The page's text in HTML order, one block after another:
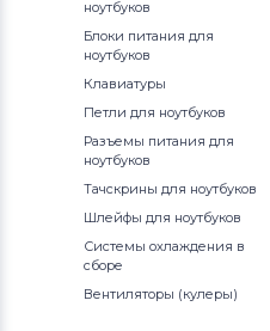
Planar
Samsung
Блоки питания для
Блоки питания для
712
715
722
ноутбуков
Блоки питания для
ноутбуков
Клавиатуры
Петли для ноутбуков
Разъемы питания для
ноутбуков
Тачскрины для ноутбуков
Шлейфы для ноутбуков
Системы охлаждения в
сборе
Вентиляторы (кулеры)